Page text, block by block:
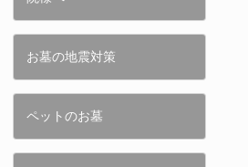
お墓の地震対策
ペットのお墓